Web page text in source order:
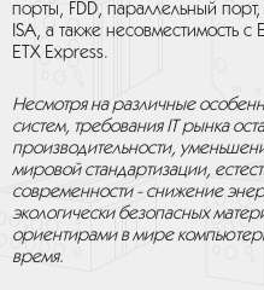
порты, FDD, параллельный
ISA, а также несовместимость с
ETX Express.
Несмотря на различные
систем, требования IT рынка
производительности,
мировой стандартизации,
современности - снижение
экологически безопасных
ориентирами в мире
время.